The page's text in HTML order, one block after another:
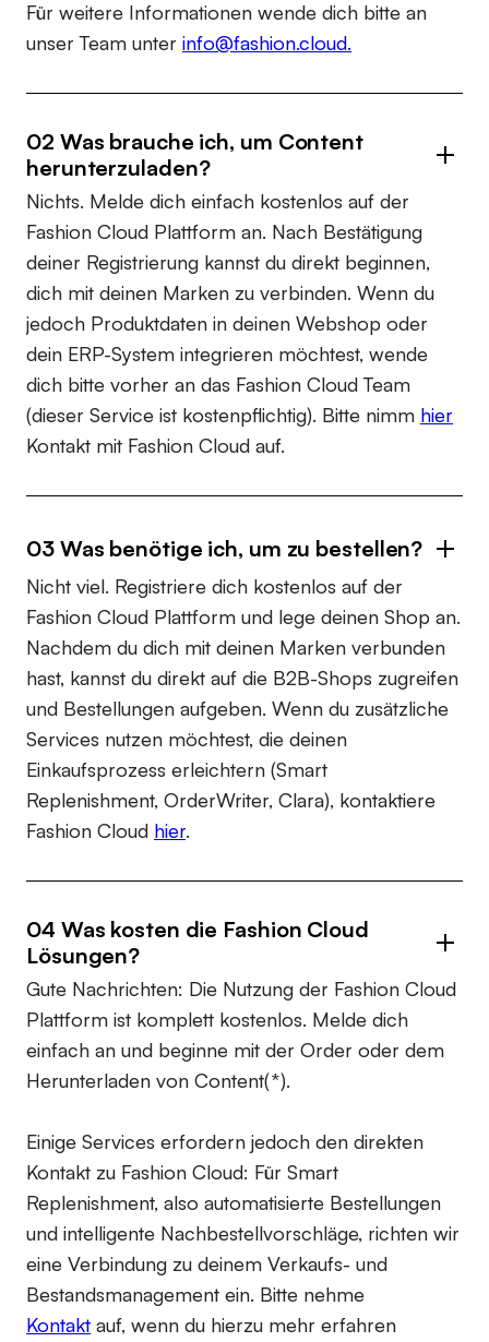
Für weitere Informationen wende dich bitte an
unser Team unter info@fashion.cloud.
02 Was brauche ich, um Content
herunterzuladen?
Nichts. Melde dich einfach kostenlos auf der
Fashion Cloud Plattform an. Nach Bestätigung
deiner Registrierung kannst du direkt beginnen,
dich mit deinen Marken zu verbinden. Wenn du
jedoch Produktdaten in deinen Webshop oder
dein ERP-System integrieren möchtest, wende
dich bitte vorher an das Fashion Cloud Team
(dieser Service ist kostenpflichtig). Bitte nimm hier
Kontakt mit Fashion Cloud auf.
03 Was benötige ich, um zu bestellen?
Nicht viel. Registriere dich kostenlos auf der
Fashion Cloud Plattform und lege deinen Shop an.
Nachdem du dich mit deinen Marken verbunden
hast, kannst du direkt auf die B2B-Shops zugreifen
und Bestellungen aufgeben. Wenn du zusätzliche
Services nutzen möchtest, die deinen
Einkaufsprozess erleichtern (Smart
Replenishment, OrderWriter, Clara), kontaktiere
Fashion Cloud hier.
04 Was kosten die Fashion Cloud
Lösungen?
Gute Nachrichten: Die Nutzung der Fashion Cloud
Plattform ist komplett kostenlos. Melde dich
einfach an und beginne mit der Order oder dem
Herunterladen von Content(*).
Einige Services erfordern jedoch den direkten
Kontakt zu Fashion Cloud: Für Smart
Replenishment, also automatisierte Bestellungen
und intelligente Nachbestellvorschläge, richten wir
eine Verbindung zu deinem Verkaufs- und
Bestandsmanagement ein. Bitte nehme
Kontakt auf, wenn du hierzu mehr erfahren